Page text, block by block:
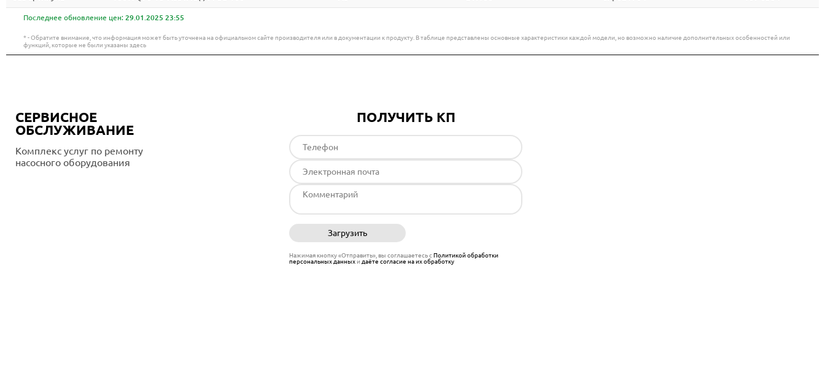
Последнее обновление цен: 29.01.2025 23:55
* - Обратите внимание, что информация может быть уточнена на официальном сайте производителя или в документации к продукту. В таблице представлены основные характеристики каждой модели, но возможно наличие дополнительных особенностей или
функций, которые не были указаны здесь
СЕРВИСНОЕ
ОБСЛУЖИВАНИЕ
Комплекс услуг по ремонту
насосного оборудования
ПОЛУЧИТЬ КП
Загрузить
Нажимая кнопку «Отправить», вы соглашаетесь сПолитикой обработки
персональных данныхи даёте согласие на их обработку